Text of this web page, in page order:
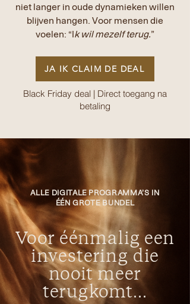
niet langer in oude dynamieken willen
blijven hangen. Voor mensen die
voelen: “Ik wil mezelf terug.”
JA IK CLAIM DE DEAL
Black Friday deal | Direct toegang na
betaling
ALLE DIGITALE PROGRAMMA’S IN
ÉÉN GROTE BUNDEL
Voor éénmalig een
investering die
nooit meer
terugkomt...